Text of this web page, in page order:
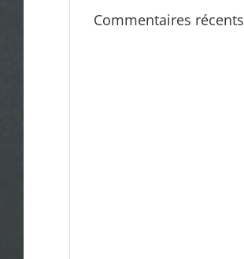
Commentaires récents